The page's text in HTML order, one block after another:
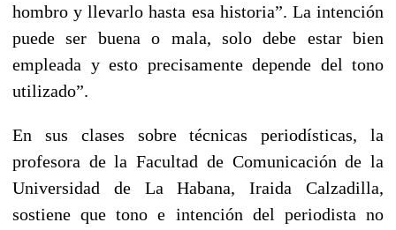
hombro y llevarlo hasta esa historia”. La intención
puede ser buena o mala, solo debe estar bien
empleada y esto precisamente depende del tono
utilizado”.
En sus clases sobre técnicas periodísticas, la
profesora de la Facultad de Comunicación de la
Universidad de La Habana, Iraida Calzadilla,
sostiene que tono e intención del periodista no